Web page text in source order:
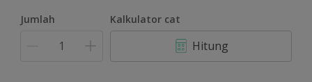
Jumlah Kalkulator cat
Hitung